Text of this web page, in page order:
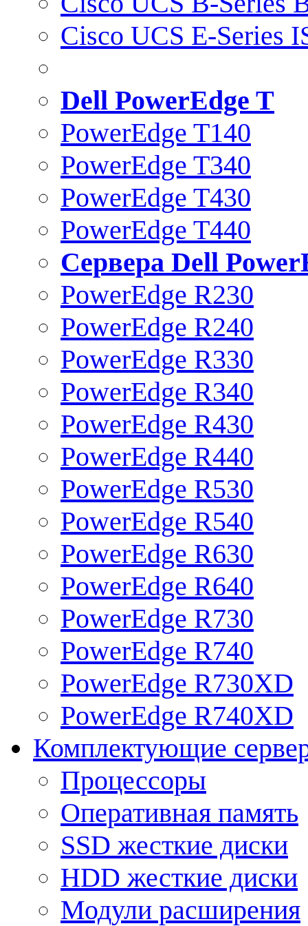
Cisco UCS E-Series
Dell PowerEdge T
PowerEdge T140
PowerEdge T340
PowerEdge T430
PowerEdge T440
Сервера Dell
PowerEdge R230
PowerEdge R240
PowerEdge R330
PowerEdge R340
PowerEdge R430
PowerEdge R440
PowerEdge R530
PowerEdge R540
PowerEdge R630
PowerEdge R640
PowerEdge R730
PowerEdge R740
PowerEdge R730XD
PowerEdge R740XD
Комплектующие
Процессоры
Оперативная память
SSD жесткие диски
HDD жесткие диски
Модули расширения